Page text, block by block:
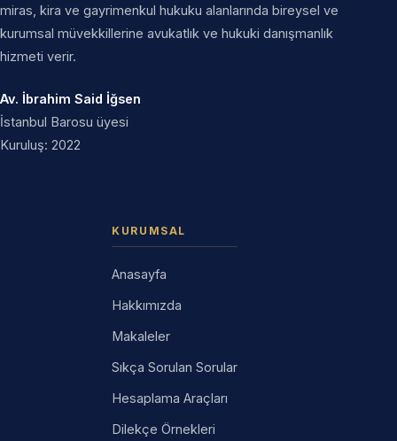
miras, kira ve gayrimenkul hukuku alanlarında bireysel ve
kurumsal müvekkillerine avukatlık ve hukuki danışmanlık
hizmeti verir.
Av. İbrahim Said İğsen
İstanbul Barosu üyesi
Kuruluş: 2022
KURUMSAL
Anasayfa
Hakkımızda
Makaleler
Sıkça Sorulan Sorular
Hesaplama Araçları
Dilekçe Örnekleri